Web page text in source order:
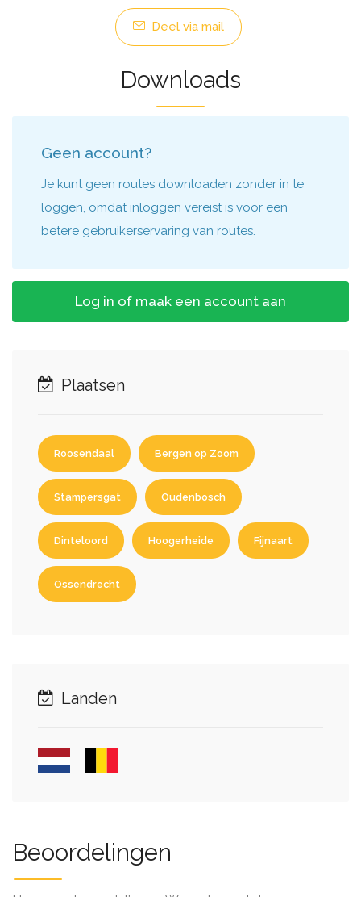
Deel via mail
Downloads
Geen account?
Je kunt geen routes downloaden zonder in te
loggen, omdat inloggen vereist is voor een
betere gebruikerservaring van routes.
Log in of maak een account aan
Plaatsen
Roosendaal Bergen op Zoom
Stampersgat Oudenbosch
Dinteloord Hoogerheide Fijnaart
Ossendrecht
Landen
Beoordelingen